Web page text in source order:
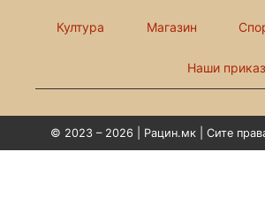
Култура Магазин
Наши
© 2023 – 2026 | Рацин.мк | Сите